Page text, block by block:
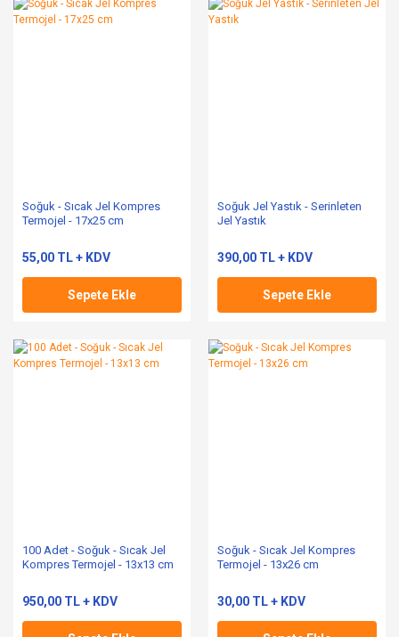
Soğuk - Sıcak Jel Kompres
Termojel - 17x25 cm
55,00 TL + KDV
Sepete Ekle
Soğuk Jel Yastık - Serinleten
Jel Yastık
390,00 TL + KDV
Sepete Ekle
100 Adet - Soğuk - Sıcak Jel
Kompres Termojel - 13x13 cm
950,00 TL + KDV
Soğuk - Sıcak Jel Kompres
Termojel - 13x26 cm
30,00 TL + KDV